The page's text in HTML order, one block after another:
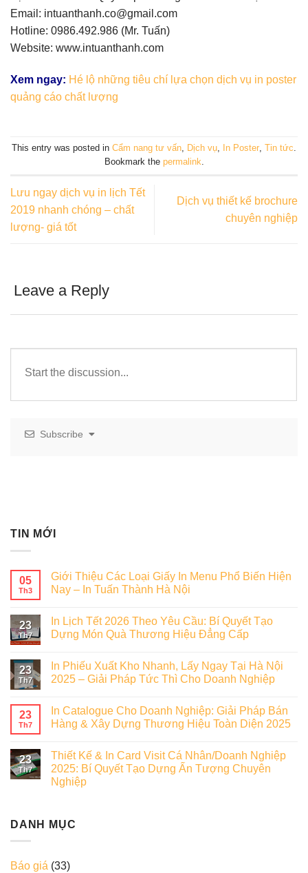
Email: intuanthanh.co@gmail.com
Hotline: 0986.492.986 (Mr. Tuấn)
Website: www.intuanthanh.com
Xem ngay: Hé lộ những tiêu chí lựa chọn dịch vụ in poster
quảng cáo chất lượng
This entry was posted in Cẩm nang tư vấn, Dịch vụ, In Poster, Tin tức.
Bookmark the permalink.
Lưu ngay dịch vụ in lịch Tết
2019 nhanh chóng – chất
lượng- giá tốt
Dịch vụ thiết kế brochure
chuyên nghiệp
Leave a Reply
Subscribe
TIN MỚI
05
Th3
Giới Thiệu Các Loại Giấy In Menu Phổ Biến Hiện
Nay – In Tuấn Thành Hà Nội
23
Th7
In Lịch Tết 2026 Theo Yêu Cầu: Bí Quyết Tạo
Dựng Món Quà Thương Hiệu Đẳng Cấp
23
Th7
In Phiếu Xuất Kho Nhanh, Lấy Ngay Tại Hà Nội
2025 – Giải Pháp Tức Thì Cho Doanh Nghiệp
23
Th7
In Catalogue Cho Doanh Nghiệp: Giải Pháp Bán
Hàng & Xây Dựng Thương Hiệu Toàn Diện 2025
23
Th7
Thiết Kế & In Card Visit Cá Nhân/Doanh Nghiệp
2025: Bí Quyết Tạo Dựng Ấn Tượng Chuyên
Nghiệp
DANH MỤC
Báo giá (33)